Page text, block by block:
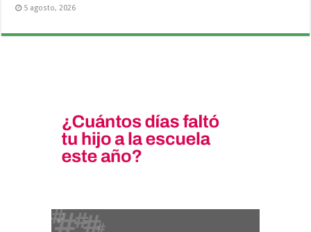
5 agosto, 2026